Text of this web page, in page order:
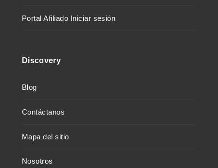
Portal Afiliado Iniciar sesión
Discovery
Blog
Contáctanos
Mapa del sitio
Nosotros